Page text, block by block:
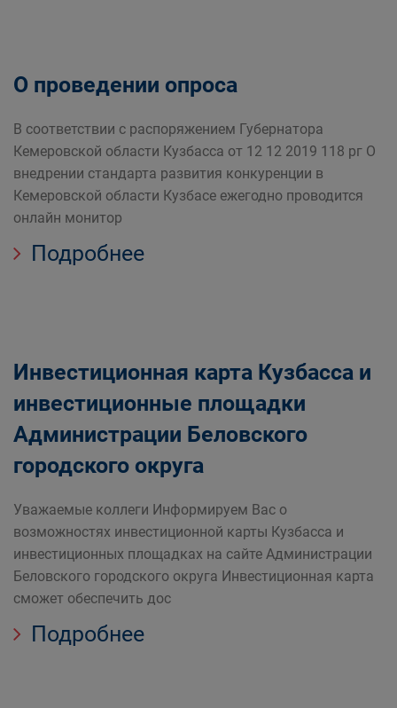
О проведении опроса
В соответствии с распоряжением Губернатора
Кемеровской области Кузбасса от 12 12 2019 118 рг О
внедрении стандарта развития конкуренции в
Кемеровской области Кузбасе ежегодно проводится
онлайн монитор
Подробнее
Инвестиционная карта Кузбасса и
инвестиционные площадки
Администрации Беловского
городского округа
Уважаемые коллеги Информируем Вас о
возможностях инвестиционной карты Кузбасса и
инвестиционных площадках на сайте Администрации
Беловского городского округа Инвестиционная карта
сможет обеспечить дос
Подробнее